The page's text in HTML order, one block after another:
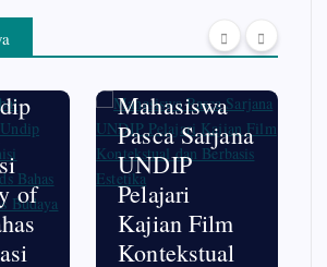
of
PENDIDIKAN
Mahasiswa
Pasca Sarjana
UNDIP
Pelajari
Kajian Film
Kontekstual